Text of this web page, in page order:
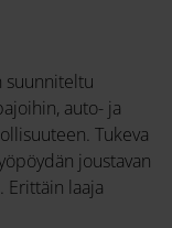
suunniteltu
auto- ja
Tukeva
joustavan
Erittäin laaja